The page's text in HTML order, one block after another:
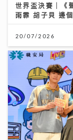
世界盃決賽｜《
雨霏 胡子貝 邊
20/07/2026